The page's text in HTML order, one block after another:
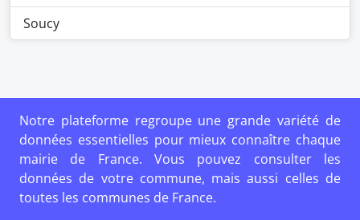
Soucy
Notre plateforme regroupe une grande variété de
données essentielles pour mieux connaître chaque
mairie de France. Vous pouvez consulter les
données de votre commune, mais aussi celles de
toutes les communes de France.